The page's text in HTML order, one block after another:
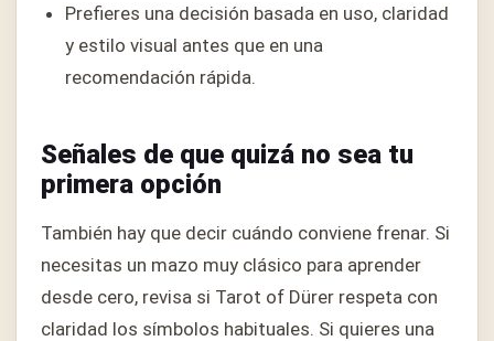
Prefieres una decisión basada en uso, claridad
y estilo visual antes que en una
recomendación rápida.
Señales de que quizá no sea tu
primera opción
También hay que decir cuándo conviene frenar. Si
necesitas un mazo muy clásico para aprender
desde cero, revisa si Tarot of Dürer respeta con
claridad los símbolos habituales. Si quieres una